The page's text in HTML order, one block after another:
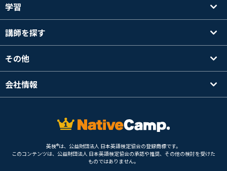
学習
講師を探す
その他
会社情報
英検®は、公益財団法人 日本英語検定協会の登録商標です。
このコンテンツは、公益財団法人 日本英語検定協会の承認や推奨、その他の検討を受けた
ものではありません。